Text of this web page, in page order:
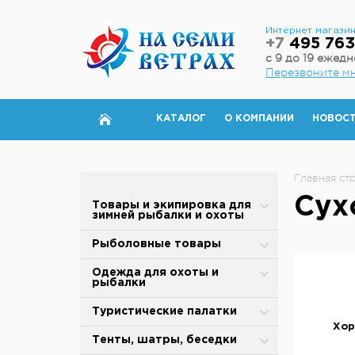
Интернет магазин
+7 495
с 9 до 19
Перезвоните
КАТАЛОГ О КОМПАНИИ
Товары и экипировка для
зимней рыбалки и охоты
Палатки для зимней рыбалки
Полы для зимней палатки
Рыболовные товары
Блесны
карабины
Одежда для охоты и
рыбалки
Зимняя одежда
Защита от дождя и ветра
Туристические палатки
Alpika
Тенты, шатры, беседки
Главная